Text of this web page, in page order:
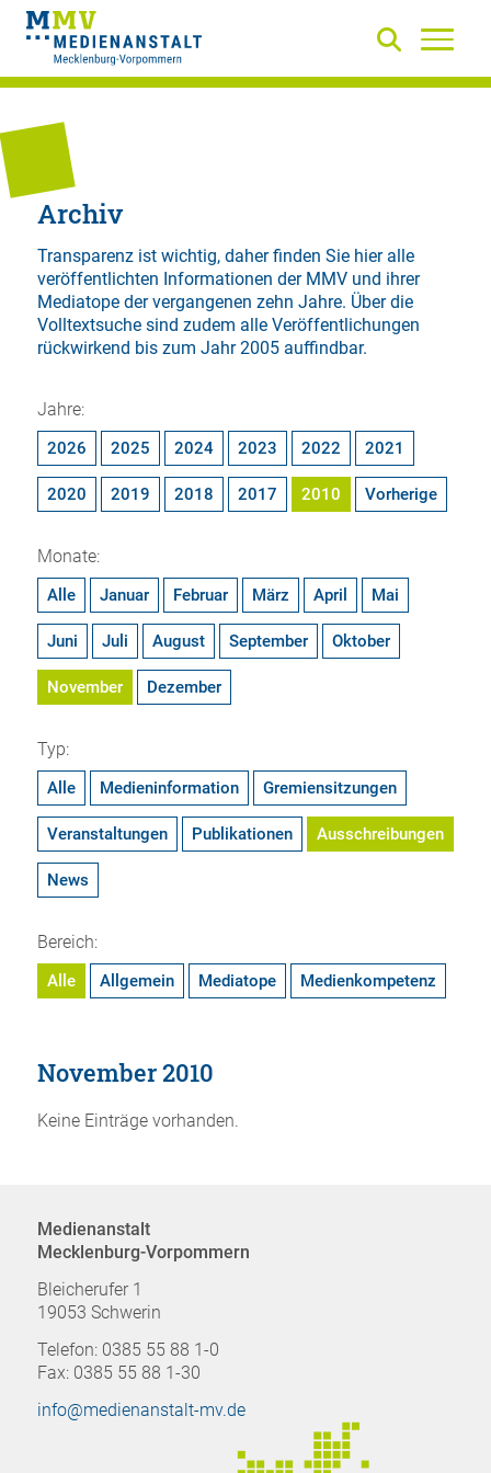
Archiv
Transparenz ist wichtig, daher finden Sie hier alle
veröffentlichten Informationen der MMV und ihrer
Mediatope der vergangenen zehn Jahre. Über die
Volltextsuchesind zudem alle Veröffentlichungen
rückwirkend bis zum Jahr 2005 auffindbar.
Jahre:
2026 2025 2024 2023 2022 2021
2020 2019 2018 2017 2010 Vorherige
Monate:
Alle Januar Februar März April Mai
Juni Juli August September Oktober
November Dezember
Typ:
Alle Medieninformation Gremiensitzungen
Veranstaltungen Publikationen Ausschreibungen
News
Bereich:
Alle Allgemein Mediatope Medienkompetenz
November 2010
Keine Einträge vorhanden.
Medienanstalt
Mecklenburg-Vorpommern
Bleicherufer 1
19053 Schwerin
Telefon: 0385 55 88 1-0
Fax: 0385 55 88 1-30
info@medienanstalt-mv.de